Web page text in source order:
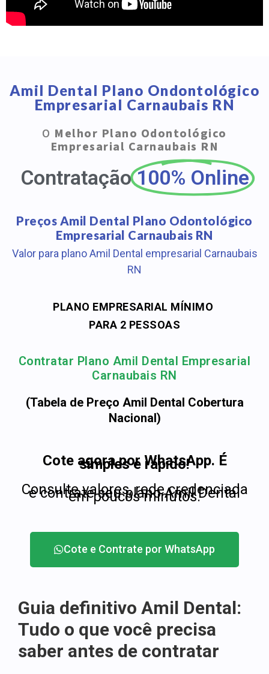
Amil Dental Plano Ondontológico
Empresarial Carnaubais RN
O Melhor Plano Odontológico
Empresarial Carnaubais RN
Contratação 100% Online
Preços Amil Dental Plano Odontológico
Empresarial Carnaubais RN
Valor para plano Amil Dental empresarial Carnaubais
RN
PLANO EMPRESARIAL MÍNIMO
PARA 2 PESSOAS
Contratar Plano Amil Dental Empresarial
Carnaubais RN
(Tabela de Preço Amil Dental Cobertura
Nacional)
Cote agora por WhatsApp. É
simples e rápido!
Consulte valores, rede credenciada
e contrate seu plano Amil Dental
em poucos minutos.
Cote e Contrate por WhatsApp
Guia definitivo Amil Dental:
Tudo o que você precisa
saber antes de contratar